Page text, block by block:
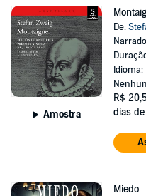
Amostra
De:
R$
dias
Miedo